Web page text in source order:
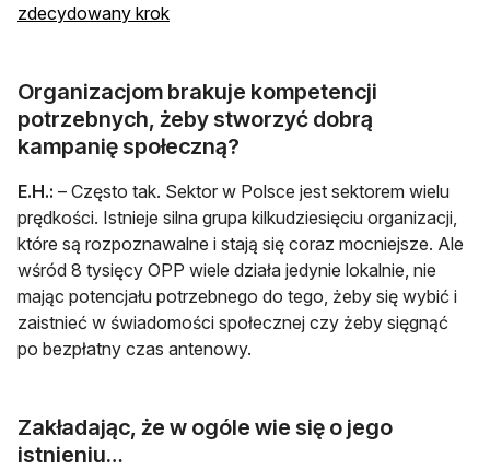
zdecydowany krokotwiera się w nowej karcie
Organizacjom brakuje kompetencji
potrzebnych, żeby stworzyć dobrą
kampanię społeczną?
E.H.: – Często tak. Sektor w Polsce jest sektorem wielu
prędkości. Istnieje silna grupa kilkudziesięciu organizacji,
które są rozpoznawalne i stają się coraz mocniejsze. Ale
wśród 8 tysięcy OPP wiele działa jedynie lokalnie, nie
mając potencjału potrzebnego do tego, żeby się wybić i
zaistnieć w świadomości społecznej czy żeby sięgnąć
po bezpłatny czas antenowy.
Zakładając, że w ogóle wie się o jego
istnieniu…